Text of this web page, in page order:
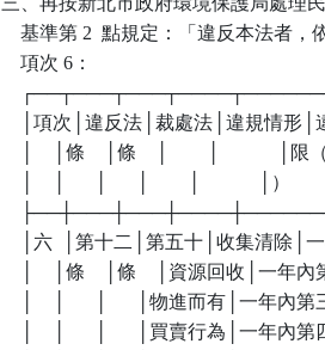
基準第 2  點規定：「違反本法者
    項次 6：
│項次│違反法│裁處法│違規情形│
│    │條    │條    │        │
│    │      │      │        │            │）
│六  │第十二│第五十│收集清除│
│    │條    │條    │資源回收│一年
│    │      │      │物進而有│一年內第
│    │      │      │買賣行為│一年內第